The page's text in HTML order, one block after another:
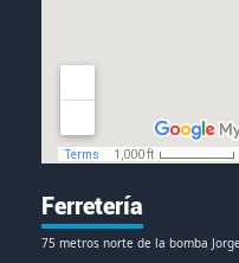
Ferretería
75 metros norte de la bomba